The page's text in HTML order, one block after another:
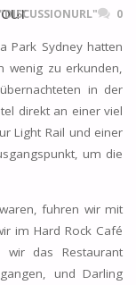
0
Park Sydney hatten
wenig zu erkunden,
in der
direkt an einer viel
Light Rail und einer
um die
fuhren wir mit
im Hard Rock Café
das Restaurant
und Darling